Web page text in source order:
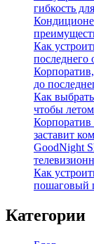
гибкость
Как
последнего
до
Как
чтобы
заставит
GoodNight
Как
пошаговый
Категории